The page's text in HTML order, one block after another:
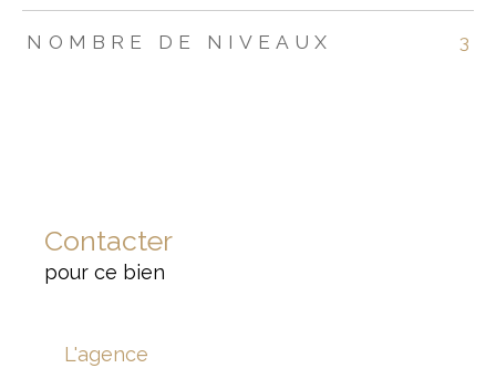
NOMBRE DE NIVEAUX 3
Contacter
pour ce bien
L'agence